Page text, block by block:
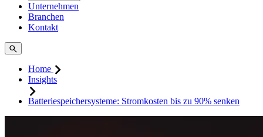
Unternehmen
Branchen
Kontakt
Home
Insights
Batteriespeichersysteme: Stromkosten bis zu 90% senken